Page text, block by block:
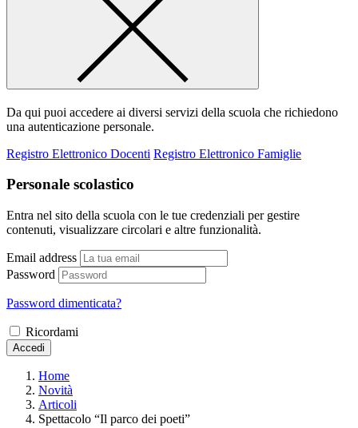
Da qui puoi accedere ai diversi servizi della scuola che richiedono
una autenticazione personale.
Registro Elettronico Docenti Registro Elettronico Famiglie
Personale scolastico
Entra nel sito della scuola con le tue credenziali per gestire
contenuti, visualizzare circolari e altre funzionalità.
Email address
Password
Password dimenticata?
Ricordami
Accedi
Home
Novità
Articoli
Spettacolo “Il parco dei poeti”